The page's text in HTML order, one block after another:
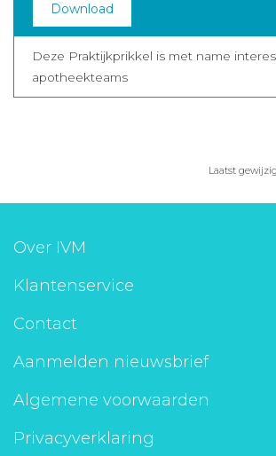
Download
Deze Praktijkprikkel is met name
apotheekteams
Laatst
Over IVM
Klantenservice
Contact
Aanmelden nieuwsbrief
Algemene voorwaarden
Privacyverklaring